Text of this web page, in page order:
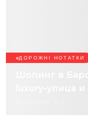
ДОРОЖНІ НОТАТКИ
Шопинг в
luxury-улица